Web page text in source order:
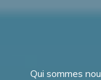
Qui sommes